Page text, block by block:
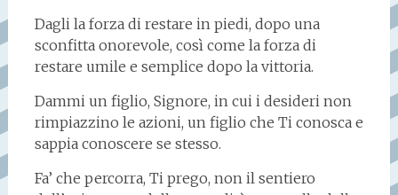
Dagli la forza di restare in piedi, dopo una
sconfitta onorevole, così come la forza di
restare umile e semplice dopo la vittoria.
Dammi un figlio, Signore, in cui i desideri non
rimpiazzino le azioni, un figlio che Ti conosca e
sappia conoscere se stesso.
Fa’ che percorra, Ti prego, non il sentiero